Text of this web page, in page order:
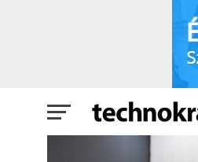
Hogyan állítsuk